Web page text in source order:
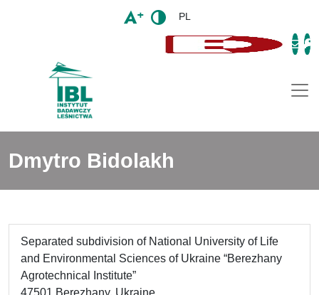
PL
Dmytro Bidolakh
Separated subdivision of National University of Life
and Environmental Sciences of Ukraine “Berezhany
Agrotechnical Institute”
47501 Berezhany, Ukraine